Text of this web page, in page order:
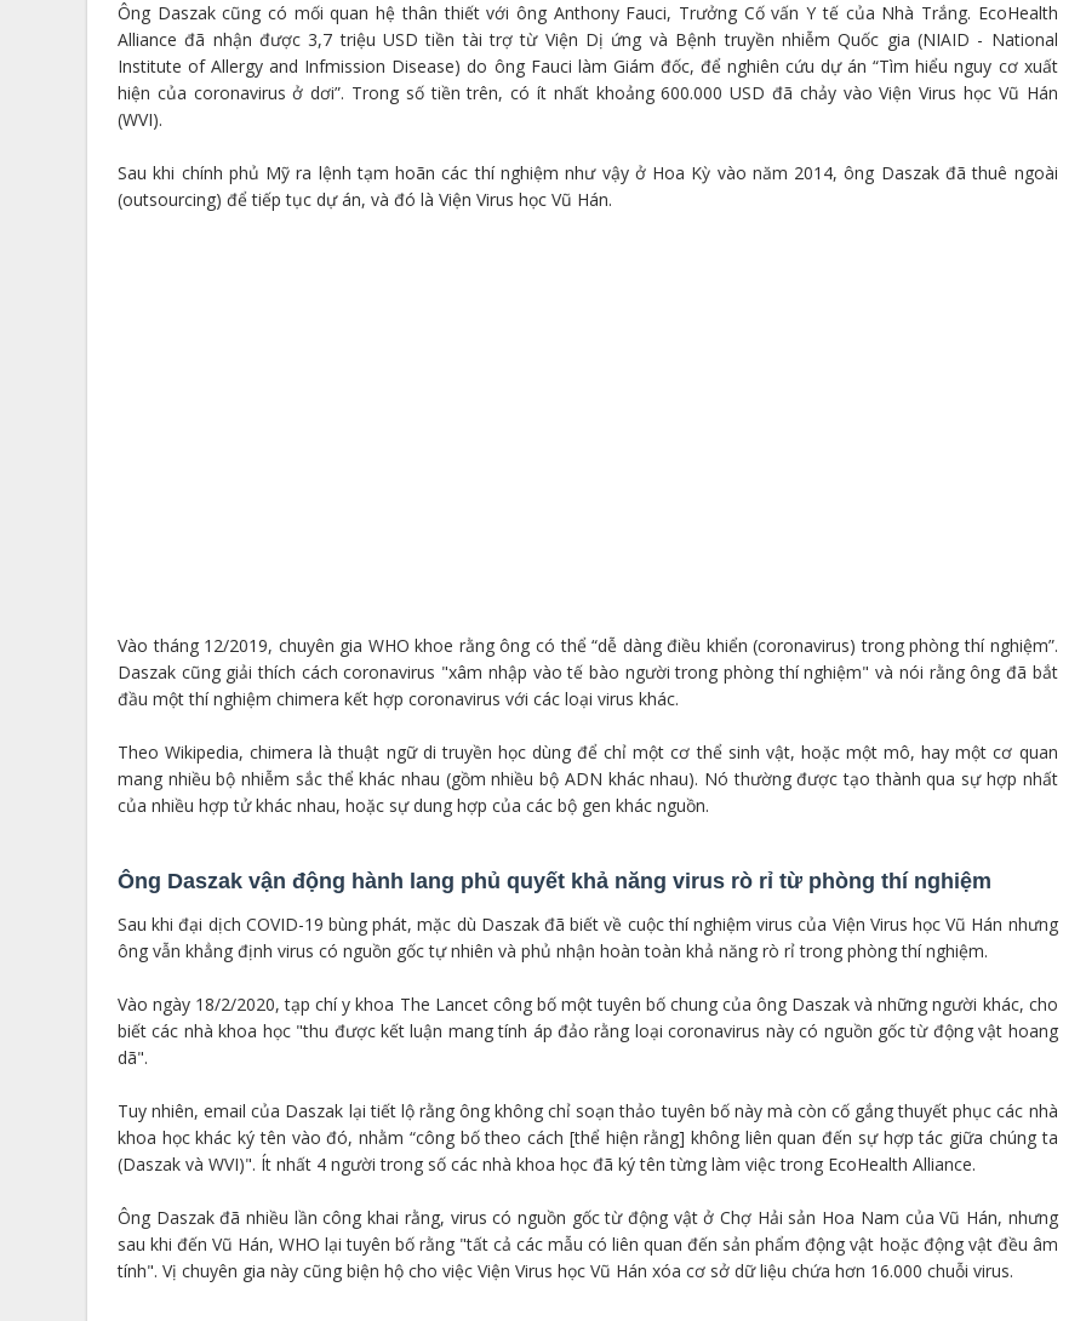
Ông Daszak cũng có mối quan hệ thân thiết với ông Anthony Fauci, Trưởng Cố vấn Y tế của Nhà Trắng. EcoHealth
Alliance đã nhận được 3,7 triệu USD tiền tài trợ từ Viện Dị ứng và Bệnh truyền nhiễm Quốc gia (NIAID - National
Institute of Allergy and Infmission Disease) do ông Fauci làm Giám đốc, để nghiên cứu dự án “Tìm hiểu nguy cơ xuất
hiện của coronavirus ở dơi”. Trong số tiền trên, có ít nhất khoảng 600.000 USD đã chảy vào Viện Virus học Vũ Hán
(WVI).
Sau khi chính phủ Mỹ ra lệnh tạm hoãn các thí nghiệm như vậy ở Hoa Kỳ vào năm 2014, ông Daszak đã thuê ngoài
(outsourcing) để tiếp tục dự án, và đó là Viện Virus học Vũ Hán.
Vào tháng 12/2019, chuyên gia WHO khoe rằng ông có thể “dễ dàng điều khiển (coronavirus) trong phòng thí nghiệm”.
Daszak cũng giải thích cách coronavirus "xâm nhập vào tế bào người trong phòng thí nghiệm" và nói rằng ông đã bắt
đầu một thí nghiệm chimera kết hợp coronavirus với các loại virus khác.
Theo Wikipedia, chimera là thuật ngữ di truyền học dùng để chỉ một cơ thể sinh vật, hoặc một mô, hay một cơ quan
mang nhiều bộ nhiễm sắc thể khác nhau (gồm nhiều bộ ADN khác nhau). Nó thường được tạo thành qua sự hợp nhất
của nhiều hợp tử khác nhau, hoặc sự dung hợp của các bộ gen khác nguồn.
Ông Daszak vận động hành lang phủ quyết khả năng virus rò rỉ từ phòng thí nghiệm
Sau khi đại dịch COVID-19 bùng phát, mặc dù Daszak đã biết về cuộc thí nghiệm virus của Viện Virus học Vũ Hán nhưng
ông vẫn khẳng định virus có nguồn gốc tự nhiên và phủ nhận hoàn toàn khả năng rò rỉ trong phòng thí nghiệm.
Vào ngày 18/2/2020, tạp chí y khoa The Lancet công bố một tuyên bố chung của ông Daszak và những người khác, cho
biết các nhà khoa học "thu được kết luận mang tính áp đảo rằng loại coronavirus này có nguồn gốc từ động vật hoang
dã".
Tuy nhiên, email của Daszak lại tiết lộ rằng ông không chỉ soạn thảo tuyên bố này mà còn cố gắng thuyết phục các nhà
khoa học khác ký tên vào đó, nhằm “công bố theo cách [thể hiện rằng] không liên quan đến sự hợp tác giữa chúng ta
(Daszak và WVI)". Ít nhất 4 người trong số các nhà khoa học đã ký tên từng làm việc trong EcoHealth Alliance.
Ông Daszak đã nhiều lần công khai rằng, virus có nguồn gốc từ động vật ở Chợ Hải sản Hoa Nam của Vũ Hán, nhưng
sau khi đến Vũ Hán, WHO lại tuyên bố rằng "tất cả các mẫu có liên quan đến sản phẩm động vật hoặc động vật đều âm
tính". Vị chuyên gia này cũng biện hộ cho việc Viện Virus học Vũ Hán xóa cơ sở dữ liệu chứa hơn 16.000 chuỗi virus.